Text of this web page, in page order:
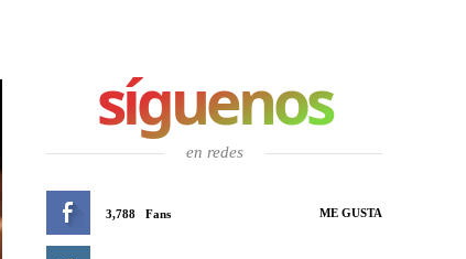
síguenos
en redes
3,788 Fans ME GUSTA